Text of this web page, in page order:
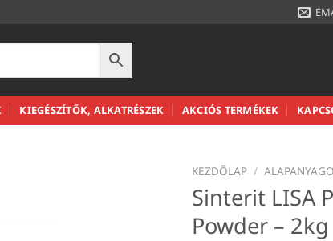
KIEGÉSZÍTŐK, ALKATRÉSZEK AKCIÓS TERMÉKEK
KEZDŐLAP /
Sinterit LISA
Powder – 2kg